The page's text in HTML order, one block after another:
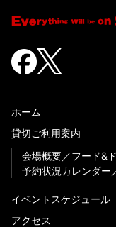
ホーム
貸切ご利用案内
会場概要
フード&
予約状況カレンダー
イベントスケジュール
アクセス